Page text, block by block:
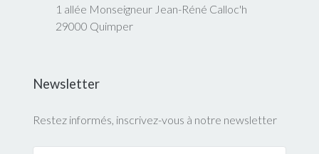
1 allée Monseigneur Jean-Réné Calloc'h
29000 Quimper
Newsletter
Restez informés, inscrivez-vous à notre newsletter